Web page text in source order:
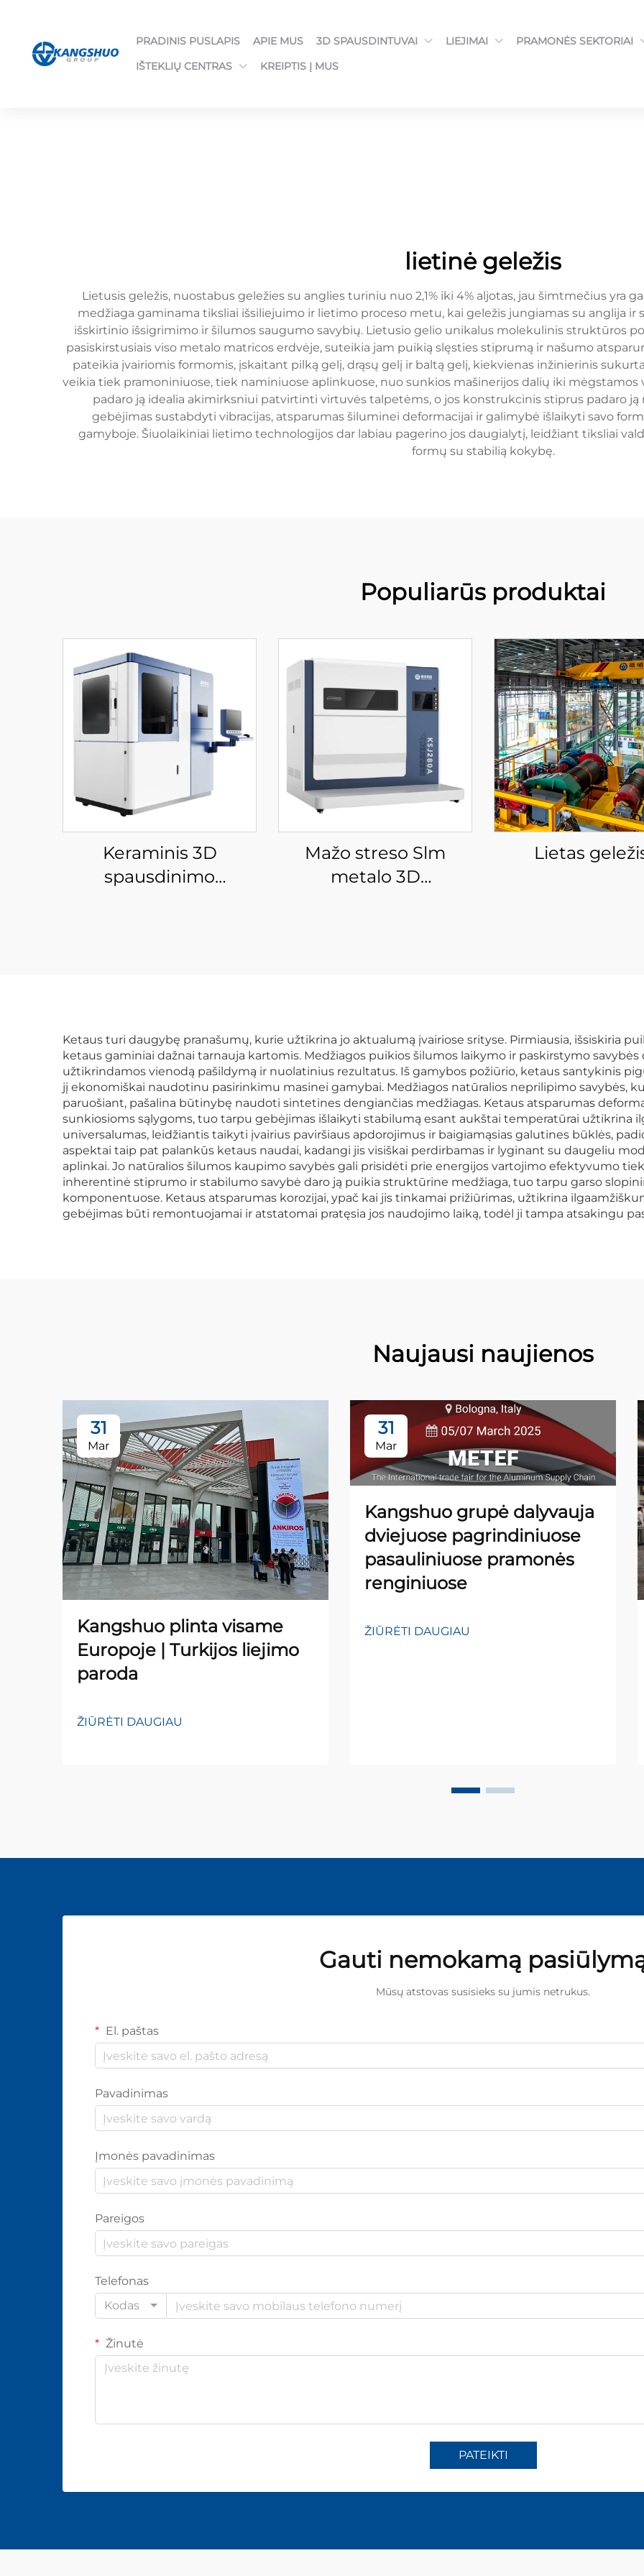
PRADINIS PUSLAPIS APIE MUS 3D SPAUSDINTUVAI LIEJIMAI
PRAMONĖS SEKTORIAI
IŠTEKLIŲ CENTRAS
KREIPTIS Į MUS
lietinė geležis
Lietusis geležis, nuostabus geležies su anglies turiniu nuo 2,1% iki 4% aljotas, jau šimtmečius yra
medžiaga gaminama tiksliai išsiliejuimo ir lietimo proceso metu, kai geležis jungiamas su anglija ir
išskirtinio išsigrimimo ir šilumos saugumo savybių. Lietusio gelio unikalus molekulinis struktūros
pasiskirstusiais viso metalo matricos erdvėje, suteikia jam puikią slęsties stiprumą ir našumo
pateikia įvairiomis formomis, įskaitant pilką gelį, drąsų gelį ir baltą gelį, kiekvienas inžinierinis
veikia tiek pramoniniuose, tiek naminiuose aplinkuose, nuo sunkios mašinerijos dalių iki mėgstamos
padaro ją idealia akimirksniui patvirtinti virtuvės talpetėms, o jos konstrukcinis stiprus padaro
gebėjimas sustabdyti vibracijas, atsparumas šiluminei deformacijai ir galimybė išlaikyti savo
gamyboje. Šiuolaikiniai lietimo technologijos dar labiau pagerino jos daugialytį, leidžiant tiksliai
formų su stabilią kokybę.
Populiarūs produktai
Keraminis 3D
spausdinimo
Mažo streso Slm
metalo 3D
Lietas
Ketaus turi daugybę pranašumų, kurie užtikrina jo aktualumą įvairiose srityse. Pirmiausia, išsiskiria
ketaus gaminiai dažnai tarnauja kartomis. Medžiagos puikios šilumos laikymo ir paskirstymo
užtikrindamos vienodą pašildymą ir nuolatinius rezultatus. Iš gamybos požiūrio, ketaus santykinis
jį ekonomiškai naudotinu pasirinkimu masinei gamybai. Medžiagos natūralios neprilipimo savybės,
paruošiant, pašalina būtinybę naudoti sintetines dengiančias medžiagas. Ketaus atsparumas
sunkiosioms sąlygoms, tuo tarpu gebėjimas išlaikyti stabilumą esant aukštai temperatūrai užtikrina
universalumas, leidžiantis taikyti įvairius paviršiaus apdorojimus ir baigiamąsias galutines būklės,
aspektai taip pat palankūs ketaus naudai, kadangi jis visiškai perdirbamas ir lyginant su daugeliu
aplinkai. Jo natūralios šilumos kaupimo savybės gali prisidėti prie energijos vartojimo efektyvumo
inherentinė stiprumo ir stabilumo savybė daro ją puikia struktūrine medžiaga, tuo tarpu garso
komponentuose. Ketaus atsparumas korozijai, ypač kai jis tinkamai prižiūrimas, užtikrina
gebėjimas būti remontuojamai ir atstatomai pratęsia jos naudojimo laiką, todėl ji tampa atsakingu
Naujausi naujienos
31
Mar
Kangshuo plinta visame
Europoje | Turkijos liejimo
paroda
ŽIŪRĖTI DAUGIAU
31
Mar
Kangshuo grupė dalyvauja
dviejuose pagrindiniuose
pasauliniuose pramonės
renginiuose
ŽIŪRĖTI DAUGIAU
Gauti nemokamą
Mūsų atstovas susisieks su jumis netrukus.
El. paštas
Pavadinimas
Įmonės pavadinimas
Pareigos
Telefonas
Kodas
Žinutė
PATEIKTI